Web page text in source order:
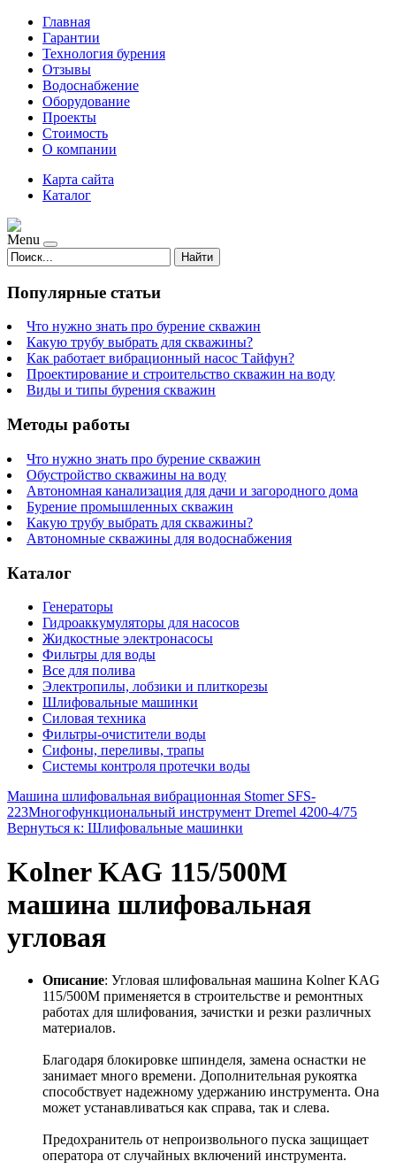
Главная
Гарантии
Технология бурения
Отзывы
Водоснабжение
Оборудование
Проекты
Стоимость
О компании
Карта сайта
Каталог
Menu
Найти
Популярные статьи
Что нужно знать про бурение скважин
Какую трубу выбрать для скважины?
Как работает вибрационный насос Тайфун?
Проектирование и строительство скважин на воду
Виды и типы бурения скважин
Методы работы
Что нужно знать про бурение скважин
Обустройство скважины на воду
Автономная канализация для дачи и загородного дома
Бурение промышленных скважин
Какую трубу выбрать для скважины?
Автономные скважины для водоснабжения
Каталог
Генераторы
Гидроаккумуляторы для насосов
Жидкостные электронасосы
Фильтры для воды
Все для полива
Электропилы, лобзики и плиткорезы
Шлифовальные машинки
Силовая техника
Фильтры-очистители воды
Сифоны, переливы, трапы
Системы контроля протечки воды
Машина шлифовальная вибрационная Stomer SFS-
223Многофункциональный инструмент Dremel 4200-4/75
Вернуться к: Шлифовальные машинки
Kolner KAG 115/500M
машина шлифовальная
угловая
Описание: Угловая шлифовальная машина Kolner KAG
115/500M применяется в строительстве и ремонтных
работах для шлифования, зачистки и резки различных
материалов.
Благодаря блокировке шпинделя, замена оснастки не
занимает много времени. Дополнительная рукоятка
способствует надежному удержанию инструмента. Она
может устанавливаться как справа, так и слева.
Предохранитель от непроизвольного пуска защищает
оператора от случайных включений инструмента.